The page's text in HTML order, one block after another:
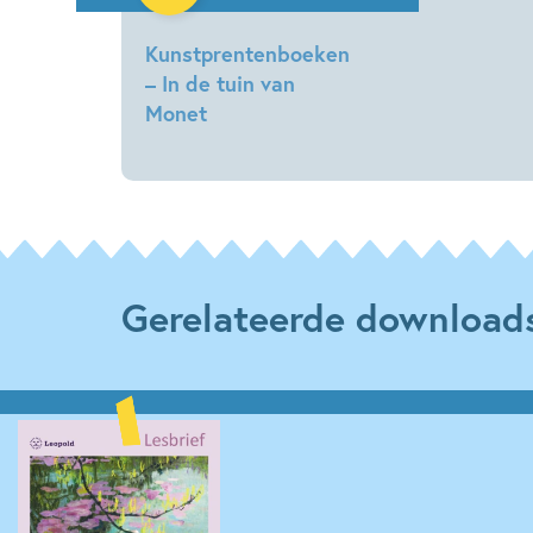
kookpotten, op de planken en
zwemt ze als een vis vrij in de open
www.kaatjevermeire.be
Kunstprentenboeken
– In de tuin van
Monet
Vermeire
Gerelateerde